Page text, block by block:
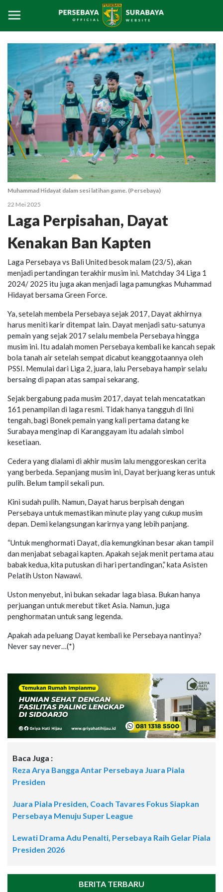
Muhammad Hidayat dalam sesi latihan game. (Persebaya)
22 Mei 2025
Laga Perpisahan, Dayat
Kenakan Ban Kapten
Laga Persebaya vs Bali United besok malam (23/5), akan
menjadi pertandingan terakhir musim ini. Matchday 34 Liga 1
2024/ 2025 itu juga akan menjadi laga pamungkas Muhammad
Hidayat bersama Green Force.
Ya, setelah membela Persebaya sejak 2017, Dayat akhirnya
harus meniti karir ditempat lain. Dayat menjadi satu-satunya
pemain yang sejak 2017 selalu membela Persebaya hingga
musim ini. Itu adalah momen Persebaya kembali ke kancah sepak
bola tanah air setelah sempat dicabut keanggotaannya oleh
PSSI. Memulai dari Liga 2, juara, lalu Persebaya hampir selalu
bersaing di papan atas sampai sekarang.
Sejak bergabung pada musim 2017, dayat telah mencatatkan
161 penampilan di laga resmi. Tidak hanya tangguh di lini
tengah, bagi Bonek pemain yang kali pertama datang ke
Surabaya menginap di Karanggayam itu adalah simbol
kesetiaan.
Cedera yang dialami di akhir musim lalu menggoreskan cerita
yang berbeda. Sepanjang musim ini, Dayat berjuang keras untuk
pulih. Belum tampil sekali pun.
Kini sudah pulih. Namun, Dayat harus berpisah dengan
Persebaya untuk memastikan minute play yang cukup musim
depan. Demi kelangsungan karirnya yang lebih panjang.
“Untuk menghormati Dayat, dia kemungkinan besar akan tampil
dan menjabat sebagai kapten. Apakah sejak menit pertama atau
babak kedua, kita putuskan di hari pertandingan,” kata Asisten
Pelatih Uston Nawawi.
Uston menyebut, ini bukan sekadar laga biasa. Bukan hanya
perjuangan untuk merebut tiket Asia. Namun, juga
penghormatan untuk sang legenda.
Apakah ada peluang Dayat kembali ke Persebaya nantinya?
Never say never…(*)
Baca Juga :
Reza Arya Bangga Antar Persebaya Juara Piala
Presiden
Juara Piala Presiden, Coach Tavares Fokus Siapkan
Persebaya Menuju Super League
Lewati Drama Adu Penalti, Persebaya Raih Gelar Piala
Presiden 2026
BERITA TERBARU